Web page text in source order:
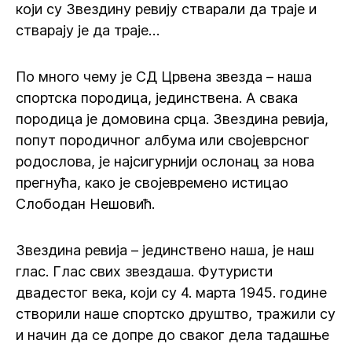
који су Звездину ревију стварали да траје и
стварају је да траје…
По много чему је СД Црвена звезда – наша
спортска породица, јединствена. А свака
породица је домовина срца. Звездина ревија,
попут породичног албума или својеврсног
родослова, је најсигурнији ослонац за нова
прегнућа, како је својевремено истицао
Слободан Нешовић.
Звездина ревија – јединствено наша, је наш
глас. Глас свих звездаша. Футуристи
двадестог века, који су 4. марта 1945. године
створили наше спортско друштво, тражили су
и начин да се допре до сваког дела тадашње